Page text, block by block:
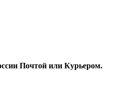
Почтой или Курьером.